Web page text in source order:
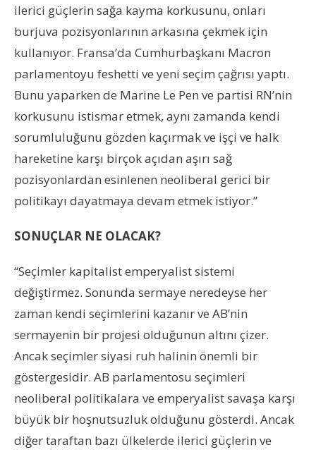
ilerici güçlerin sağa kayma korkusunu, onları
burjuva pozisyonlarının arkasına çekmek için
kullanıyor. Fransa’da Cumhurbaşkanı Macron
parlamentoyu feshetti ve yeni seçim çağrısı yaptı.
Bunu yaparken de Marine Le Pen ve partisi RN’nin
korkusunu istismar etmek, aynı zamanda kendi
sorumluluğunu gözden kaçırmak ve işçi ve halk
hareketine karşı birçok açıdan aşırı sağ
pozisyonlardan esinlenen neoliberal gerici bir
politikayı dayatmaya devam etmek istiyor.”
SONUÇLAR NE OLACAK?
“Seçimler kapitalist emperyalist sistemi
değiştirmez. Sonunda sermaye neredeyse her
zaman kendi seçimlerini kazanır ve AB’nin
sermayenin bir projesi olduğunun altını çizer.
Ancak seçimler siyasi ruh halinin önemli bir
göstergesidir. AB parlamentosu seçimleri
neoliberal politikalara ve emperyalist savaşa karşı
büyük bir hoşnutsuzluk olduğunu gösterdi. Ancak
diğer taraftan bazı ülkelerde ilerici güçlerin ve